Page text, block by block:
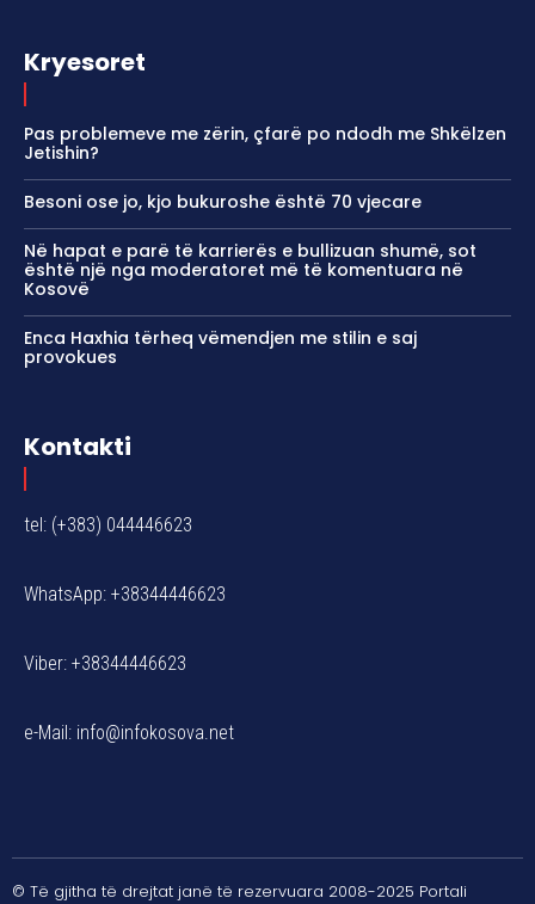
Kryesoret
Pas problemeve me zërin, çfarë po ndodh me Shkëlzen
Jetishin?
Besoni ose jo, kjo bukuroshe është 70 vjecare
Në hapat e parë të karrierës e bullizuan shumë, sot
është një nga moderatoret më të komentuara në
Kosovë
Enca Haxhia tërheq vëmendjen me stilin e saj
provokues
Kontakti
tel: (+383) 044446623
WhatsApp: +38344446623
Viber: +38344446623
e-Mail: info@infokosova.net
© Të gjitha të drejtat janë të rezervuara 2008-2025 Portali